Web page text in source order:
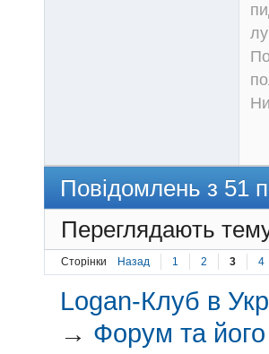
Повідомлень з 51
Переглядають
Сторінки Назад 1 2 3 4
Logan-Клуб в
→ Форум та